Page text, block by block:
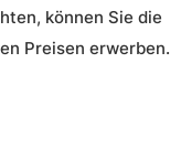
können Sie die
Preisen erwerben.